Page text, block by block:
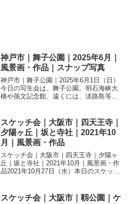
神戸市｜舞子公園｜2025年6月｜
風景画・作品｜スナップ写真
神戸市｜舞子公園｜2025年6月1日（日）
今日の写生会は、舞子公園。明石海峡大
橋や孫文記念館、遠くには、淡路島等
ました。今日は、徳島県から4名の体験参
加者があり、会員...
スケッチ会｜大阪市｜四天王寺｜
夕陽ヶ丘｜坂と寺社｜2021年10
月｜風景画・作品
スケッチ会｜大阪市｜四天王寺｜夕陽ヶ
丘｜坂と寺社｜2021年10月｜風景画・作
品2021年10月27日（水）本日のスケッチ
した。急遽アドバイザーの変更があり前
スケッチ会｜大阪市｜靱公園｜ケ